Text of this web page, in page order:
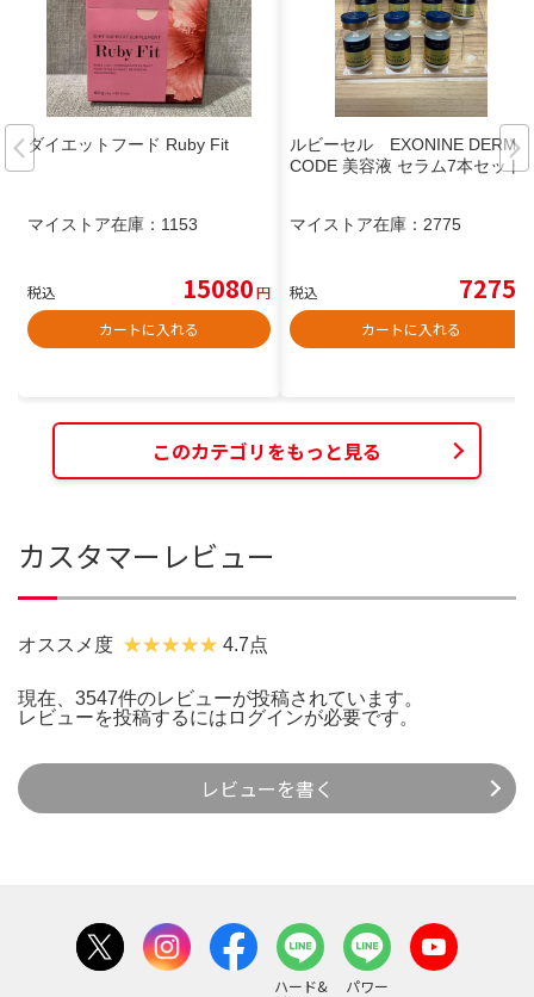
ダイエットフード Ruby Fit
マイストア在庫： 1153
税込 15080円
カートに入れる
ルビーセル EXONINE DERMA
CODE 美容液 セラム7本セット
マイストア在庫： 2775
税込 7275
カートに入れる
このカテゴリをもっと見る
カスタマーレビュー
オススメ度 4.7点
現在、3547件のレビューが投稿されています。
レビューを投稿するには ログインが必要です。
レビューを書く
ハード&
パワー